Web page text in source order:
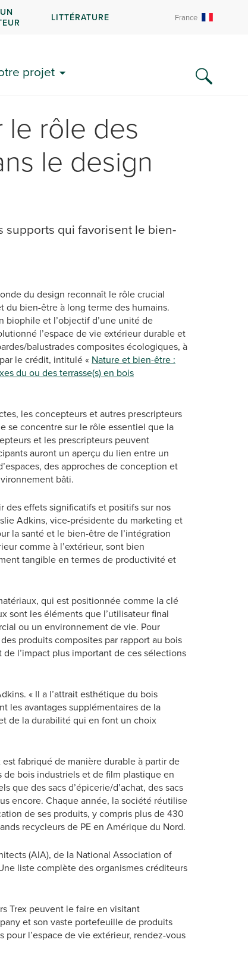
LITTÉRATURE France
projet
le rôle des
le design
supports qui favorisent le bien-
du design reconnaît le rôle crucial
du bien-être à long terme des humains.
biophile et l’objectif d’une unité de
l’espace de vie extérieur durable et
balustrades composites écologiques, à
le crédit, intitulé « Nature et bien-être :
du ou des terrasse(s) en bois
les concepteurs et autres prescripteurs
se concentre sur le rôle essentiel que la
et les prescripteurs peuvent
auront un aperçu du lien entre un
des approches de conception et
bâti.
des effets significatifs et positifs sur nos
Adkins, vice-présidente du marketing et
la santé et le bien-être de l’intégration
comme à l’extérieur, sont bien
tangible en termes de productivité et
qui est positionnée comme la clé
sont les éléments que l’utilisateur final
ou un environnement de vie. Pour
produits composites par rapport au bois
l’impact plus important de ces sélections
« Il a l’attrait esthétique du bois
les avantages supplémentaires de la
de la durabilité qui en font un choix
est fabriqué de manière durable à partir de
bois industriels et de film plastique en
que des sacs d’épicerie/d’achat, des sacs
encore. Chaque année, la société réutilise
de ses produits, y compris plus de 430
recycleurs de PE en Amérique du Nord.
(AIA), de la National Association of
liste complète des organismes créditeurs
Trex peuvent le faire en visitant
et son vaste portefeuille de produits
l’espace de vie extérieur, rendez-vous